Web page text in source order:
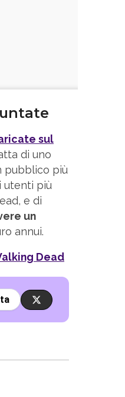
sul
di uno
pubblico più
utenti più
e di
un
annui.
Dead